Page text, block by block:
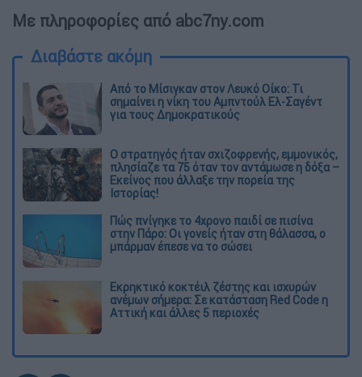
Mε πληροφορίες από abc7ny.com
Διαβάστε ακόμη
Από το Μίσιγκαν στον Λευκό Οίκο: Τι
σημαίνει η νίκη του Αμπντούλ Ελ-Σαγέντ
για τους Δημοκρατικούς
O στρατηγός ήταν σχιζοφρενής, εμμονικός,
πλησίαζε τα 75 όταν τον αντάμωσε η δόξα –
Εκείνος που άλλαξε την πορεία της
Ιστορίας!
Πώς πνίγηκε το 4χρονο παιδί σε πισίνα
στην Πάρο: Οι γονείς ήταν στη θάλασσα, ο
μπάρμαν έπεσε να το σώσει
Εκρηκτικό κοκτέιλ ζέστης και ισχυρών
ανέμων σήμερα: Σε κατάσταση Red Code η
Αττική και άλλες 5 περιοχές